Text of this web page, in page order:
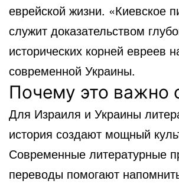
еврейской жизни. «Киевское
служит доказательством
исторических корней евреев
современной Украины.
Почему это важно
Для Израиля и Украины
история создают мощный
Современные литературные
переводы помогают